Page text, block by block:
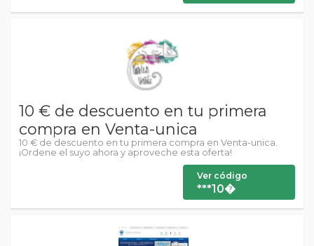
10 € de descuento en tu primera
compra en Venta-unica
10 € de descuento en tu primera compra en Venta-unica.
¡Ordene el suyo ahora y aproveche esta oferta!
Ver código
***10�